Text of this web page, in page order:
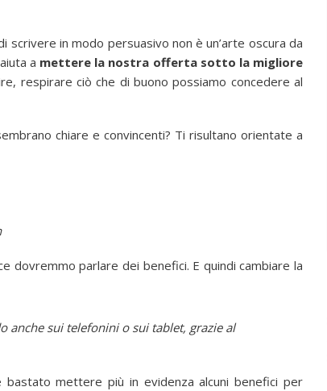
scrivere in modo persuasivo non è un’arte oscura da
a mettere la nostra offerta sotto la migliore
respirare ciò che di buono possiamo concedere al
chiare e convincenti? Ti risultano orientate a
dovremmo parlare dei benefici. E quindi cambiare la
anche sui telefonini o sui tablet, grazie al
mettere più in evidenza alcuni benefici per